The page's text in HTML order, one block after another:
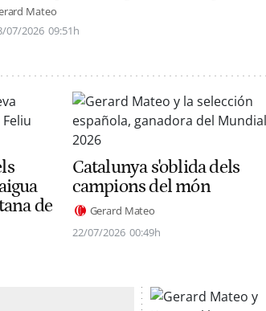
Mateo
07/2026 09:51h
de
Catalunya s'oblida dels
campions del món
Gerard Mateo
22/07/2026 00:49h